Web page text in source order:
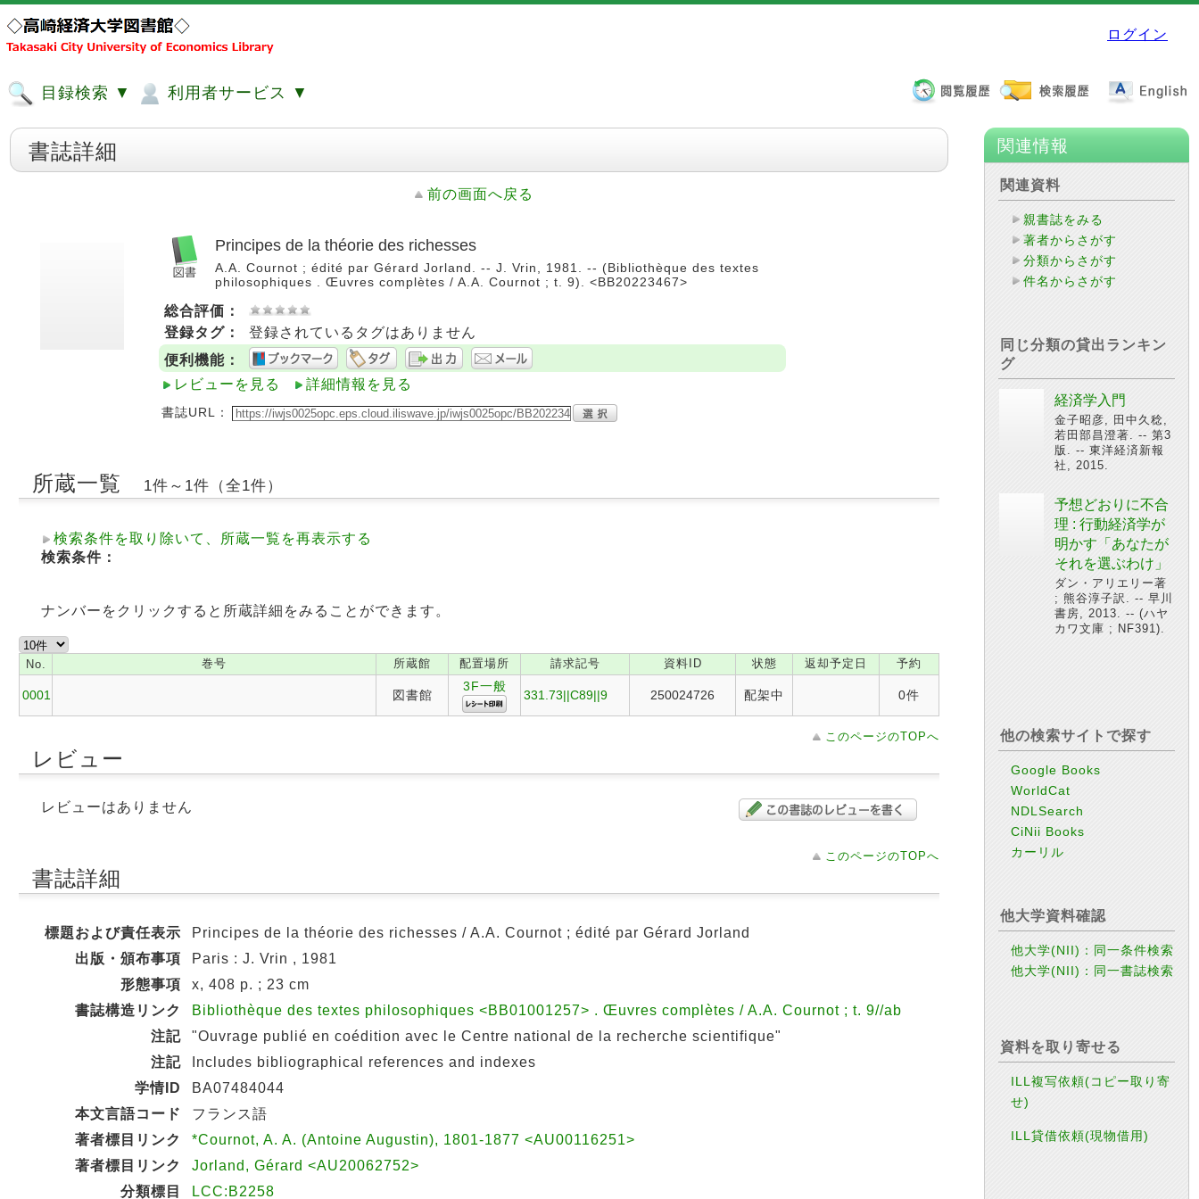
ログイン
目録検索 ▼ 利用者サービス ▼
書誌詳細
前の画面へ戻る
Principes de la théorie des richesses
A.A. Cournot ; édité par Gérard Jorland. -- J. Vrin, 1981. -- (Bibliothèque des textes
philosophiques . Œuvres complètes / A.A. Cournot ; t. 9). <BB20223467>
総合評価：
登録タグ：
登録されているタグはありません
便利機能：
レビューを見る
詳細情報を見る
書誌URL：
所蔵一覧 1件～1件（全1件）
検索条件を取り除いて、所蔵一覧を再表示する
検索条件：
ナンバーをクリックすると所蔵詳細をみることができます。
No. 巻号 所蔵館 配置場所 請求記号 資料ID 状態 返却予定日 予約
0001 図書館
3F一般
331.73||C89||9 250024726 配架中 0件
このページのTOPへ
レビュー
レビューはありません
このページのTOPへ
書誌詳細
標題および責任表示
Principes de la théorie des richesses / A.A. Cournot ; édité par Gérard Jorland
出版・頒布事項
Paris : J. Vrin , 1981
形態事項
x, 408 p. ; 23 cm
書誌構造リンク
Bibliothèque des textes philosophiques <BB01001257> . Œuvres complètes / A.A. Cournot ; t. 9//ab
注記
"Ouvrage publié en coédition avec le Centre national de la recherche scientifique"
注記
Includes bibliographical references and indexes
学情ID
BA07484044
本文言語コード
フランス語
著者標目リンク
*Cournot, A. A. (Antoine Augustin), 1801-1877 <AU00116251>
著者標目リンク
Jorland, Gérard <AU20062752>
分類標目
LCC:B2258
関連情報
関連資料
親書誌をみる
著者からさがす
分類からさがす
件名からさがす
同じ分類の貸出ランキン
グ
経済学入門
金子昭彦, 田中久稔,
若田部昌澄著. -- 第3
版. -- 東洋経済新報
社, 2015.
予想どおりに不合
理 : 行動経済学が
明かす「あなたが
それを選ぶわけ」
ダン・アリエリー著
; 熊谷淳子訳. -- 早川
書房, 2013. -- (ハヤ
カワ文庫 ; NF391).
他の検索サイトで探す
Google Books
WorldCat
NDLSearch
CiNii Books
カーリル
他大学資料確認
他大学(NII)：同一条件検索
他大学(NII)：同一書誌検索
資料を取り寄せる
ILL複写依頼(コピー取り寄
せ)
ILL貸借依頼(現物借用)